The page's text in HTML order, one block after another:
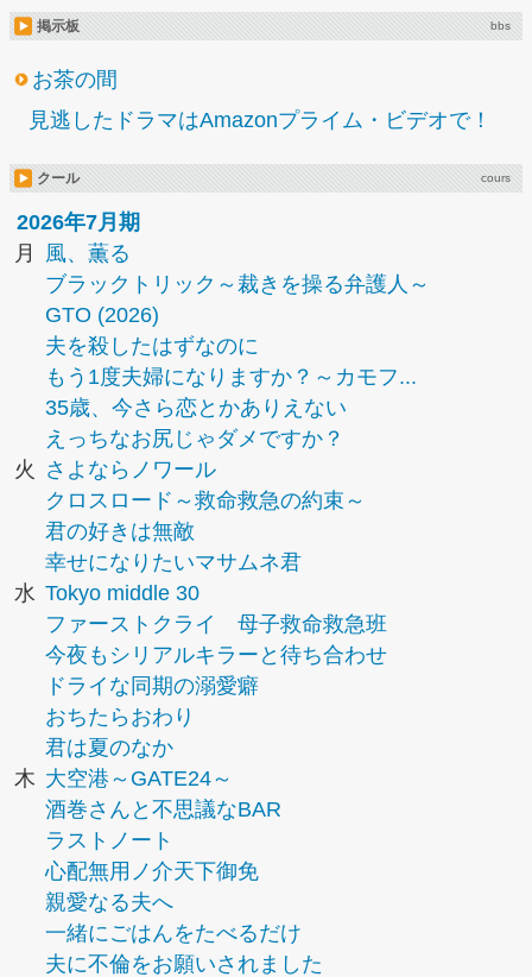
掲示板 bbs
お茶の間
見逃したドラマはAmazonプライム・ビデオで！
クール cours
2026年7月期
月
風、薫る
ブラックトリック～裁きを操る弁護人～
GTO (2026)
夫を殺したはずなのに
もう1度夫婦になりますか？～カモフ...
35歳、今さら恋とかありえない
えっちなお尻じゃダメですか？
火
さよならノワール
クロスロード～救命救急の約束～
君の好きは無敵
幸せになりたいマサムネ君
水 Tokyo middle 30
ファーストクライ 母子救命救急班
今夜もシリアルキラーと待ち合わせ
ドライな同期の溺愛癖
おちたらおわり
君は夏のなか
木 大空港～GATE24～
酒巻さんと不思議なBAR
ラストノート
心配無用ノ介天下御免
親愛なる夫へ
一緒にごはんをたべるだけ
夫に不倫をお願いされました